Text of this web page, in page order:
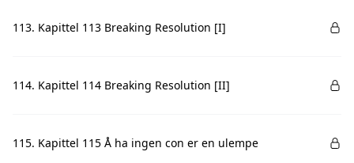
113. Kapittel 113 Breaking Resolution [I]
114. Kapittel 114 Breaking Resolution [II]
115. Kapittel 115 Å ha ingen con er en ulempe